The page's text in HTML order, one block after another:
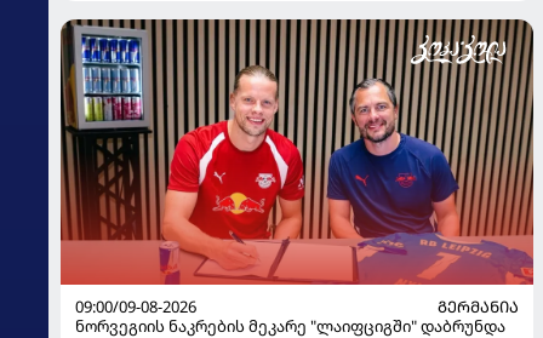
09:00/09-08-2026
ᲒᲔᲠᲛᲐᲜᲘᲐ
ნორვეგიის ნაკრების მეკარე "ლაიფციგში" დაბრუნდა